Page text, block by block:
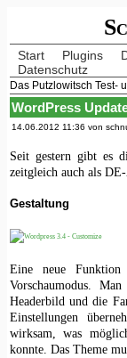
Start Plugins
Datenschutz
Das Putzlowitsch Test-
WordPress
14.06.2012 11:36 von
Seit gestern gibt es
zeitgleich auch als
Gestaltung
Eine neue
Vorschaumodus.
Headerbild und die
Einstellungen
wirksam, was
konnte. Das Theme